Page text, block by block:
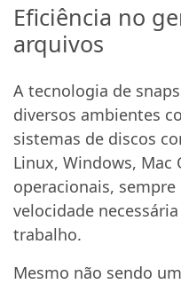
Eficiência no
arquivos
A tecnologia de
diversos ambientes
sistemas de discos
Linux, Windows, Mac
operacionais,
velocidade
trabalho.
Mesmo não sendo